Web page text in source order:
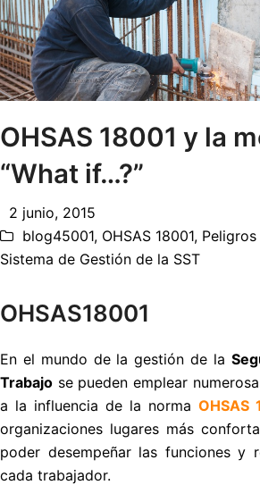
OHSAS 18001 y la
“What if…?”
2 junio, 2015
blog45001, OHSAS 18001,
Sistema de Gestión de la SST
OHSAS18001
En el mundo de la gestión de la
Trabajo se pueden emplear
a la influencia de la norma OHSAS
organizaciones lugares más
poder desempeñar las funciones y
cada trabajador.